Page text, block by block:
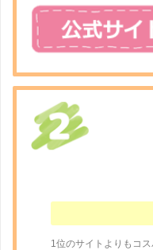
1位のサイトよりもコ